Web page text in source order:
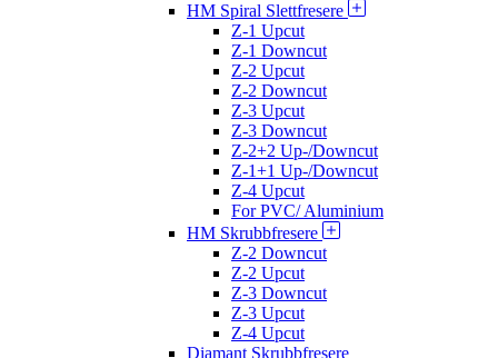
HM Spiral Slettfresere
Z-1 Upcut
Z-1 Downcut
Z-2 Upcut
Z-2 Downcut
Z-3 Upcut
Z-3 Downcut
Z-2+2 Up-/Downcut
Z-1+1 Up-/Downcut
Z-4 Upcut
For PVC/ Aluminium
HM Skrubbfresere
Z-2 Downcut
Z-2 Upcut
Z-3 Downcut
Z-3 Upcut
Z-4 Upcut
Diamant Skrubbfresere